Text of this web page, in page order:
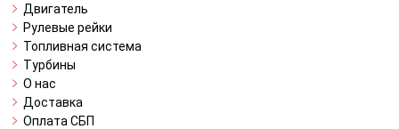
Двигатель
Рулевые рейки
Топливная система
Турбины
О нас
Доставка
Оплата СБП